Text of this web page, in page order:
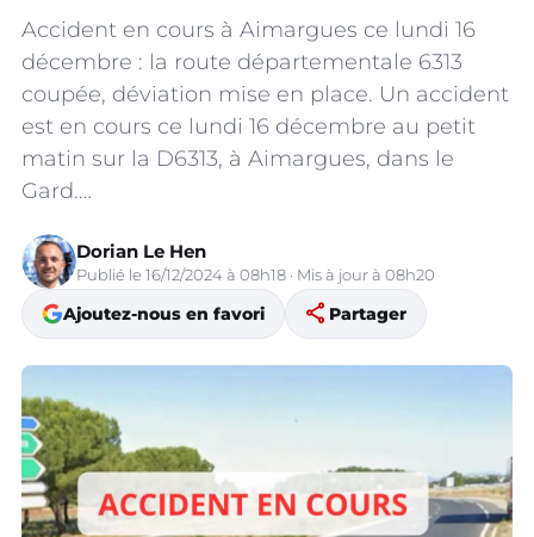
Accident en cours à Aimargues ce lundi 16
décembre : la route départementale 6313
coupée, déviation mise en place. Un accident
est en cours ce lundi 16 décembre au petit
matin sur la D6313, à Aimargues, dans le
Gard.…
Dorian Le Hen
Publié le 16/12/2024 à 08h18 · Mis à jour à 08h20
Ajoutez-nous en favori share Partager